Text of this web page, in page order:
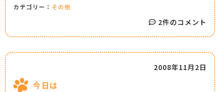
カテゴリー： その他
2件のコメント
今日は
2008年11月2日